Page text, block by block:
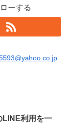
ーする
利用を一